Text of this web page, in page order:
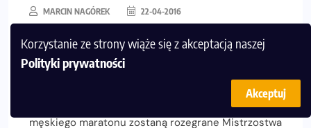
Korzystanie ze strony wiąże się z akceptacją naszej
Polityki prywatności
Akceptuj
MARCIN NAGÓREK 22-04-2016
Już w niedzielę w Warszawie Orlen Maraton – z
niebywale mocnym udziałem polskiej elity
mężczyzn, dla których jest to ostatnia szansa
kwalifikacji na Igrzyska Olimpijskie. W ramach
męskiego maratonu zostaną rozegrane Mistrzostwa